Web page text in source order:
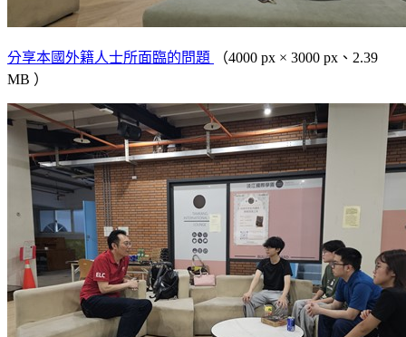
分享本國外籍人士所面臨的問題
（4000 px × 3000 px、2.39
MB ）